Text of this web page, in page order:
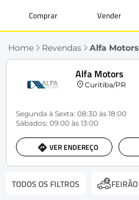
Comprar Vender
Home Revendas Alfa Motors
Alfa Motors
Curitiba/PR
Segunda à Sexta: 08:30 às 18:00
Sábados: 09:00 às 13:00
VER ENDEREÇO
TODOS OS FILTROS FEIRÃO